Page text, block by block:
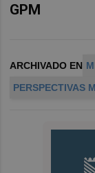
GPM
ARCHIVADO EN
PERSPECTIVAS